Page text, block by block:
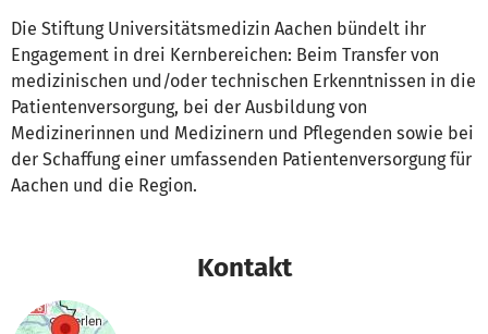
Die Stiftung Universitätsmedizin Aachen bündelt ihr
Engagement in drei Kernbereichen: Beim Transfer von
medizinischen und/oder technischen Erkenntnissen in die
Patientenversorgung, bei der Ausbildung von
Medizinerinnen und Medizinern und Pflegenden sowie bei
der Schaffung einer umfassenden Patientenversorgung für
Aachen und die Region.
Kontakt